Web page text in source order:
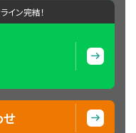
3本 132cm
イン完結！
せ